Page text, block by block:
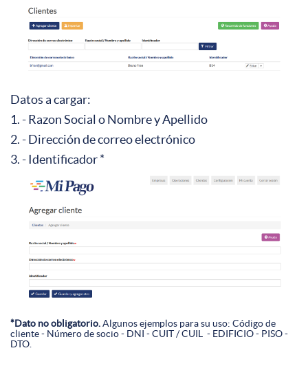
Datos a cargar:
1. - Razon Social o Nombre y Apellido
2. - Dirección de correo electrónico
3. - Identificador *
*Dato no obligatorio.Algunos ejemplos para su uso: Código de
cliente - Número de socio- DNI -CUIT / CUIL - EDIFICIO - PISO -
DTO.